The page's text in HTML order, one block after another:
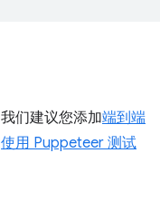
们建议您添加端到端
使用 Puppeteer 测试